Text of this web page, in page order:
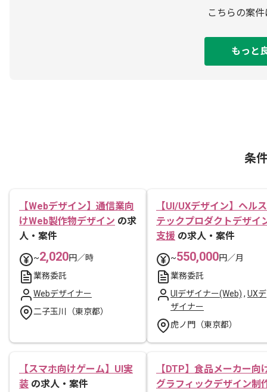
こちらの案
もっと
条
【Webデザイン】通信業向
けWeb製作物デザイン の求
人・案件
~2,020円／時
業務委託
Webデザイナー
二子玉川（東京都）
【UI/UXデザイン】ヘルス
テックプロダクトデザイ
支援 の求人・案件
~550,000円／月
業務委託
UIデザイナー(Web) , UXデ
ザイナー
虎ノ門（東京都）
【スマホ向けゲーム】UI実
装 の求人・案件
【DTP】食品メーカー向
グラフィックデザイン制